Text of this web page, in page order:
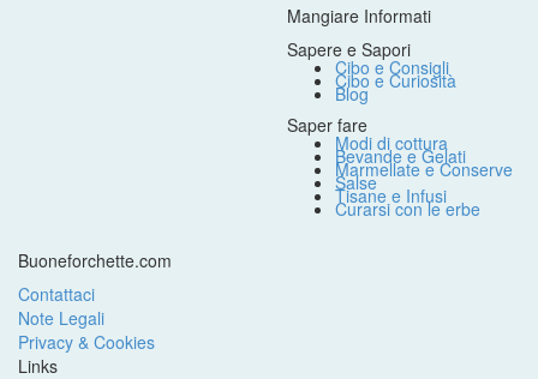
Mangiare Informati
Sapere e Sapori
Cibo e Consigli
Cibo e Curiosità
Blog
Saper fare
Modi di cottura
Bevande e Gelati
Marmellate e Conserve
Salse
Tisane e Infusi
Curarsi con le erbe
Buoneforchette.com
Contattaci
Note Legali
Privacy & Cookies
Links